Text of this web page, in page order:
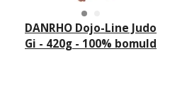
DANRHO Dojo-Line Judo
Gi - 420g - 100% bomuld